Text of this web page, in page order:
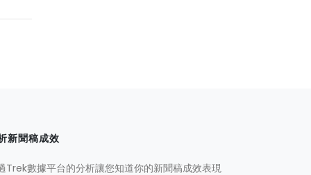
新聞稿成效
Trek數據平台的分析讓您知道你的新聞稿成效表現